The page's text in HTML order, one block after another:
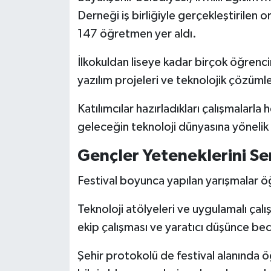
Derneği iş birliğiyle gerçekleştirilen
147 öğretmen yer aldı.
İlkokuldan liseye kadar birçok
yazılım projeleri ve teknolojik
Katılımcılar hazırladıkları
geleceğin teknoloji dünyasına
Gençler Yeteneklerini
Festival boyunca yapılan yarışmalar
Teknoloji atölyeleri ve uygulamalı
ekip çalışması ve yaratıcı düşünce
Şehir protokolü de festival alanında
HEDEF2020
OTOMOBİL
BÖLGEDEN